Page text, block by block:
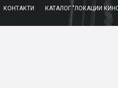
КОНТАКТИ КАТАЛОГ "ЛОКАЦИИ